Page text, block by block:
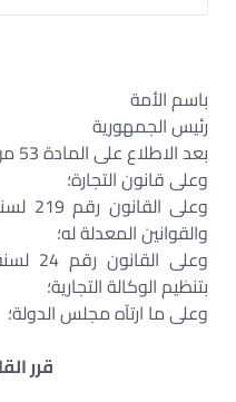
باسم الأمة
رئيس الجمهورية
بعد الاطلاع على المادة 53 من الدستور المؤقت؛
وعلى قانون التجارة؛
والقوانين المعدلة له؛
بتنظيم الوكالة التجارية؛
وعلى ما ارتآه مجلس الدولة؛
قرر